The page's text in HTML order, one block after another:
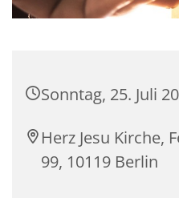
Sonntag, 25. Juli
Herz Jesu Kirche,
99, 10119 Berlin